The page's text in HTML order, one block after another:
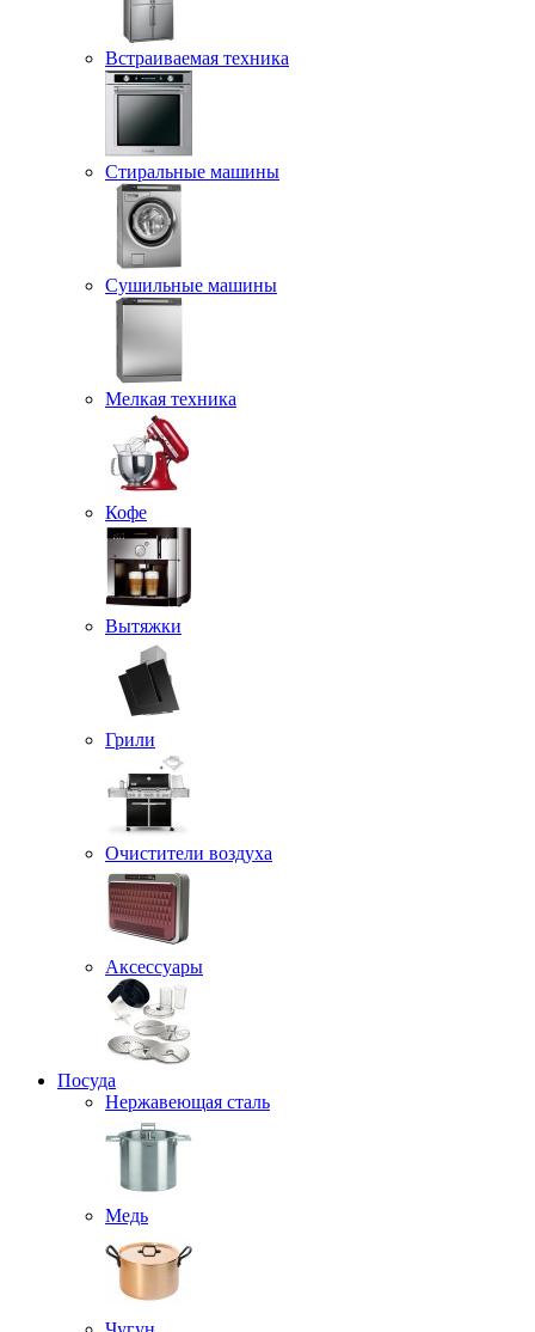
Встраиваемая техника
Стиральные машины
Сушильные машины
Мелкая техника
Кофе
Вытяжки
Грили
Очистители воздуха
Аксессуары
Посуда
Нержавеющая сталь
Медь